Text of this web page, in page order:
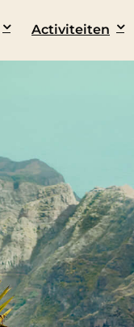
Activiteiten